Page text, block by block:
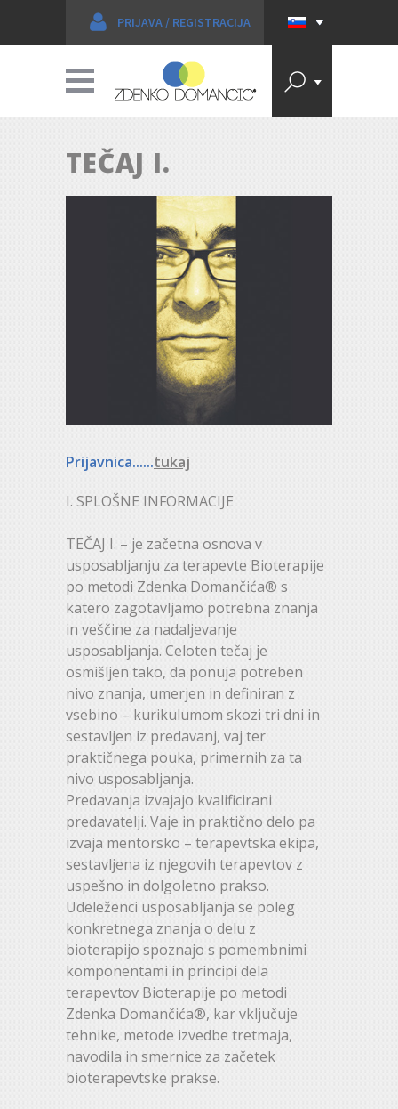
PRIJAVA / REGISTRACIJA
TEČAJ I.
Prijavnica......tukaj
I. SPLOŠNE INFORMACIJE
TEČAJ I. – je začetna osnova v
usposabljanju za terapevte Bioterapije
po metodi Zdenka Domančića® s
katero zagotavljamo potrebna znanja
in veščine za nadaljevanje
usposabljanja. Celoten tečaj je
osmišljen tako, da ponuja potreben
nivo znanja, umerjen in definiran z
vsebino – kurikulumom skozi tri dni in
sestavljen iz predavanj, vaj ter
praktičnega pouka, primernih za ta
nivo usposabljanja.
Predavanja izvajajo kvalificirani
predavatelji. Vaje in praktično delo pa
izvaja mentorsko – terapevtska ekipa,
sestavljena iz njegovih terapevtov z
uspešno in dolgoletno prakso.
Udeleženci usposabljanja se poleg
konkretnega znanja o delu z
bioterapijo spoznajo s pomembnimi
komponentami in principi dela
terapevtov Bioterapije po metodi
Zdenka Domančića®, kar vključuje
tehnike, metode izvedbe tretmaja,
navodila in smernice za začetek
bioterapevtske prakse.